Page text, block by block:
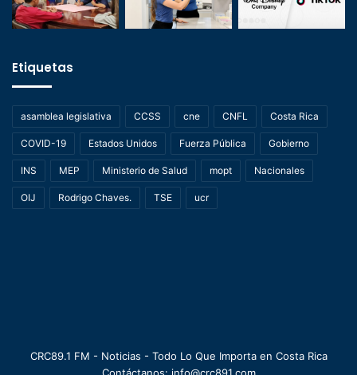
Etiquetas
asamblea legislativa CCSS cne CNFL Costa Rica
COVID-19 Estados Unidos Fuerza Pública Gobierno
INS MEP Ministerio de Salud mopt Nacionales
OIJ Rodrigo Chaves. TSE ucr
CRC89.1 FM - Noticias - Todo Lo Que Importa en Costa Rica